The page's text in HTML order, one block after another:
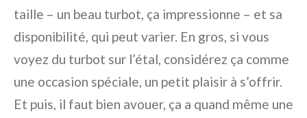
taille – un beau turbot, ça impressionne – et sa
disponibilité, qui peut varier. En gros, si vous
voyez du turbot sur l’étal, considérez ça comme
une occasion spéciale, un petit plaisir à s’offrir.
Et puis, il faut bien avouer, ça a quand même une